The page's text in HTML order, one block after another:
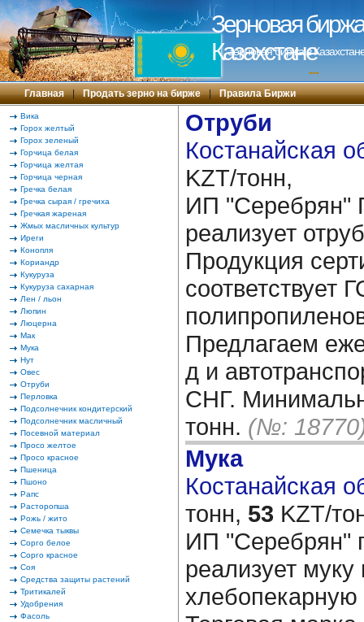
Зерновая
Казахстане
Зерновая биржа в
---
Главная | Продать зерно на бирже | Правила Биржи
Вика
Горох желтый
Горох зеленый
Горчица белая
Горчица желтая
Горчица черная
Гречка белая
Гречка сырая / гречиха
Гречкая жареная
Жмых масличных культур
Иреги
Конопля
Кориандр
Кукуруза
Кукуруза сахарная
Лен / льон
Люпин
Люцерна
Мак
Мука
Нут
Овес
Отруби
Перловка
Подсолнечник кондитерский
Подсолнечник масличный
Посевной материал
Просо желтое
Просо красное
Пшеница
Пшоно
Рапс
Расторопша
Рожь / жито
Семечка тыквы
Сорго белое
Сорго красное
Соя
Средства защиты растений
Тритикалей
Удобрения
Фасоль
Отруби
Костанайская
KZT/тонн,
ИП "Серебрян"
реализует
Продукция
соответствует
Предлагаем
д и
СНГ.
тонн. (№:
Мука
Костанайская
тонн, 53 KZT/
ИП "Серебрян"
реализует
хлебопекарную